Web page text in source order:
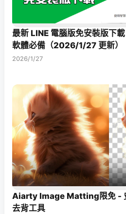
最新 LINE 電腦版免安裝版下
軟體必備（2026/1/27 更新）
2026/1/27
Aiarty Image Matting限免 -
去背工具